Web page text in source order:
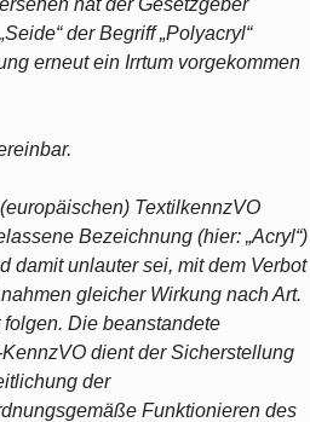
hat der Gesetzgeber
der Begriff „Polyacryl“
erneut ein Irrtum vorgekommen
TextilkennzVO
Bezeichnung (hier: „Acryl“)
damit unlauter sei, mit dem Verbot
gleicher Wirkung nach Art.
Die beanstandete
dient der Sicherstellung
der
Funktionieren des